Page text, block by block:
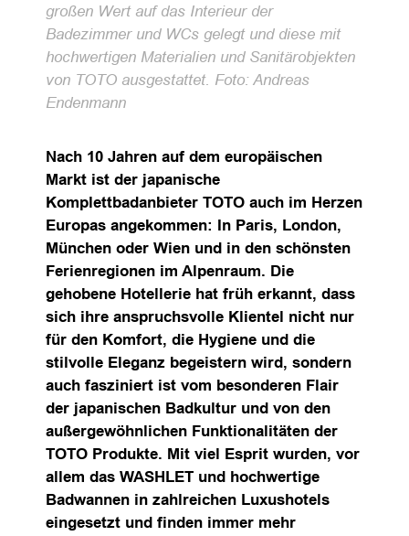
großen Wert auf das Interieur der
Badezimmer und WCs gelegt und diese mit
hochwertigen Materialien und Sanitärobjekten
von TOTO ausgestattet. Foto: Andreas
Endenmann
Nach 10 Jahren auf dem europäischen
Markt ist der japanische
Komplettbadanbieter TOTO auch im Herzen
Europas angekommen: In Paris, London,
München oder Wien und in den schönsten
Ferienregionen im Alpenraum. Die
gehobene Hotellerie hat früh erkannt, dass
sich ihre anspruchsvolle Klientel nicht nur
für den Komfort, die Hygiene und die
stilvolle Eleganz begeistern wird, sondern
auch fasziniert ist vom besonderen Flair
der japanischen Badkultur und von den
außergewöhnlichen Funktionalitäten der
TOTO Produkte. Mit viel Esprit wurden, vor
allem das WASHLET und hochwertige
Badwannen in zahlreichen Luxushotels
eingesetzt und finden immer mehr